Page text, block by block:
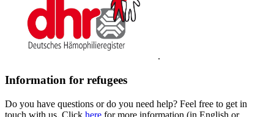
.
Information for refugees
Do you have questions or do you need help? Feel free to get in
touch with us. Click here for more information (in English or